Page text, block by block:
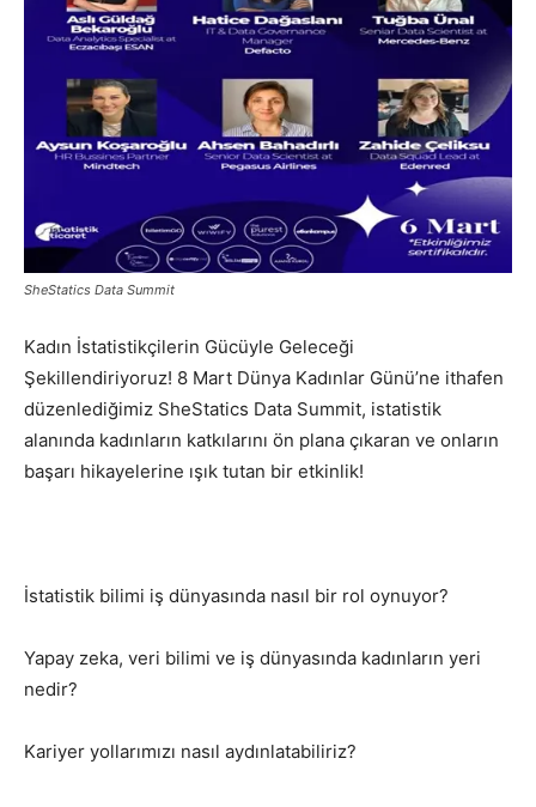
SheStatics Data Summit
Kadın İstatistikçilerin Gücüyle Geleceği
Şekillendiriyoruz! 8 Mart Dünya Kadınlar Günü’ne ithafen
düzenlediğimiz SheStatics Data Summit, istatistik
alanında kadınların katkılarını ön plana çıkaran ve onların
başarı hikayelerine ışık tutan bir etkinlik!
İstatistik bilimi iş dünyasında nasıl bir rol oynuyor?
Yapay zeka, veri bilimi ve iş dünyasında kadınların yeri
nedir?
Kariyer yollarımızı nasıl aydınlatabiliriz?